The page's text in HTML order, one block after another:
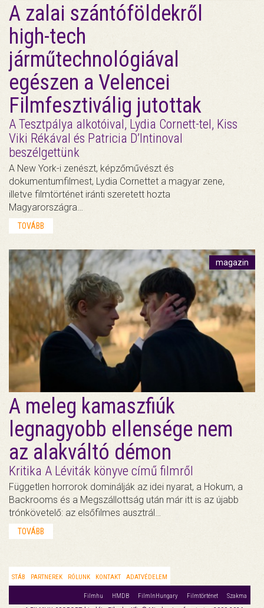
A zalai szántóföldekről
high-tech
járműtechnológiával
egészen a Velencei
Filmfesztiválig jutottak
A Tesztpálya alkotóival, Lydia Cornett-tel, Kiss
Viki Rékával és Patricia D’Intinoval
beszélgettünk
A New York-i zenészt, képzőművészt és
dokumentumfilmest, Lydia Cornettet a magyar zene,
illetve filmtörténet iránti szeretett hozta
Magyarországra…
TOVÁBB
magazin
A meleg kamaszfiúk
legnagyobb ellensége nem
az alakváltó démon
Kritika A Léviták könyve című filmről
Független horrorok dominálják az idei nyarat, a Hokum, a
Backrooms és a Megszállottság után már itt is az újabb
trónkövetelő: az elsőfilmes ausztrál…
TOVÁBB
STÁB PARTNEREK RÓLUNK KONTAKT ADATVÉDELEM
Filmhu HMDB FilmInHungary Filmtörténet Szakma